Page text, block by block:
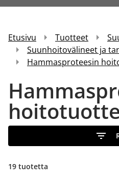
Etusivu Tuotteet
Suunhoitovälineet ja
Hammasproteesin
19 tuotetta